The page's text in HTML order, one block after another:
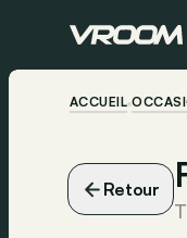
ACCUEIL
Retour